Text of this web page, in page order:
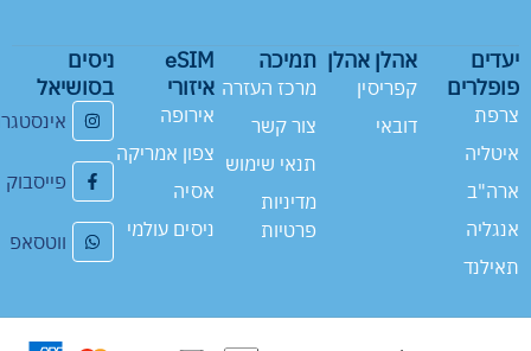
יעדים
פופלרים
צרפת
איטליה
ארה"ב
אנגליה
תאילנד
אהלן אהלן
קפריסין
דובאי
תמיכה
מרכז העזרה
צור קשר
תנאי שימוש
מדיניות
פרטיות
eSIM
איזורי
אירופה
צפון אמריקה
אסיה
ניסים עולמי
ניסים
בסושיאל
פייסבוק
ווטסאפ